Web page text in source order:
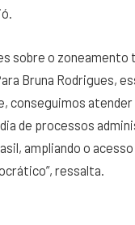
sobre o
Bruna Rodrigues,
conseguimos
de processos
ampliando o
ressalta.